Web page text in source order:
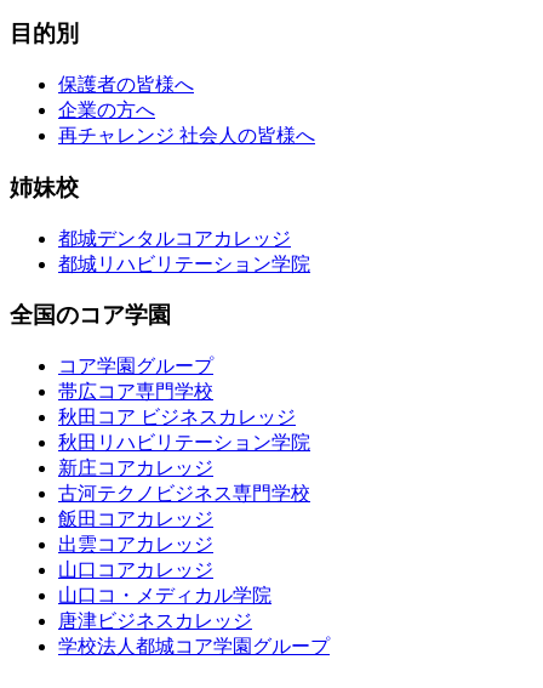
目的別
保護者の皆様へ
企業の方へ
再チャレンジ 社会人の皆様へ
姉妹校
都城デンタルコアカレッジ
都城リハビリテーション学院
全国のコア学園
コア学園グループ
帯広コア専門学校
秋田コア ビジネスカレッジ
秋田リハビリテーション学院
新庄コアカレッジ
古河テクノビジネス専門学校
飯田コアカレッジ
出雲コアカレッジ
山口コアカレッジ
山口コ・メディカル学院
唐津ビジネスカレッジ
学校法人都城コア学園グループ